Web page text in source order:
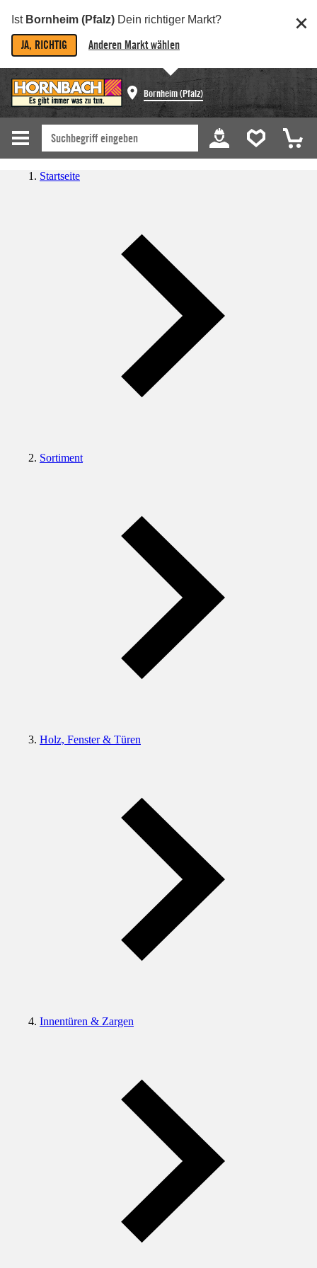
Ist Bornheim (Pfalz) Dein richtiger Markt?
JA, RICHTIG Anderen Markt wählen
Bornheim (Pfalz)
Startseite
Sortiment
Holz, Fenster & Türen
Innentüren & Zargen